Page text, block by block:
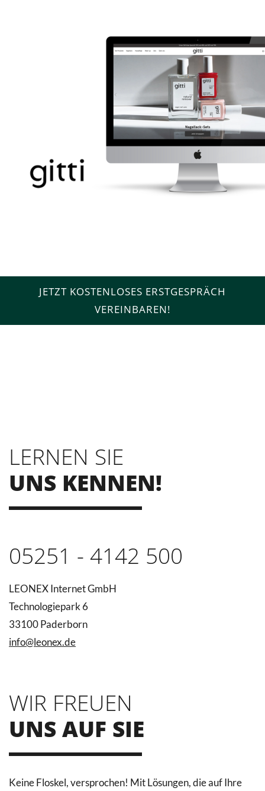
JETZT KOSTENLOSES ERSTGESPRÄCH
VEREINBAREN!
LERNEN SIE
UNS KENNEN!
05251 - 4142 500
LEONEX Internet GmbH
Technologiepark 6
33100 Paderborn
info@leonex.de
WIR FREUEN
UNS AUF SIE
Keine Floskel, versprochen! Mit Lösungen, die auf Ihre